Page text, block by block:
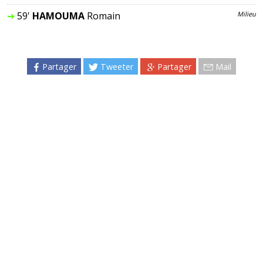
➔59' HAMOUMA Romain Milieu
Partager Tweeter Partager Mail